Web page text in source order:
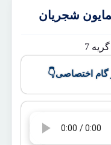
شجریان
گام اختصاصی👇